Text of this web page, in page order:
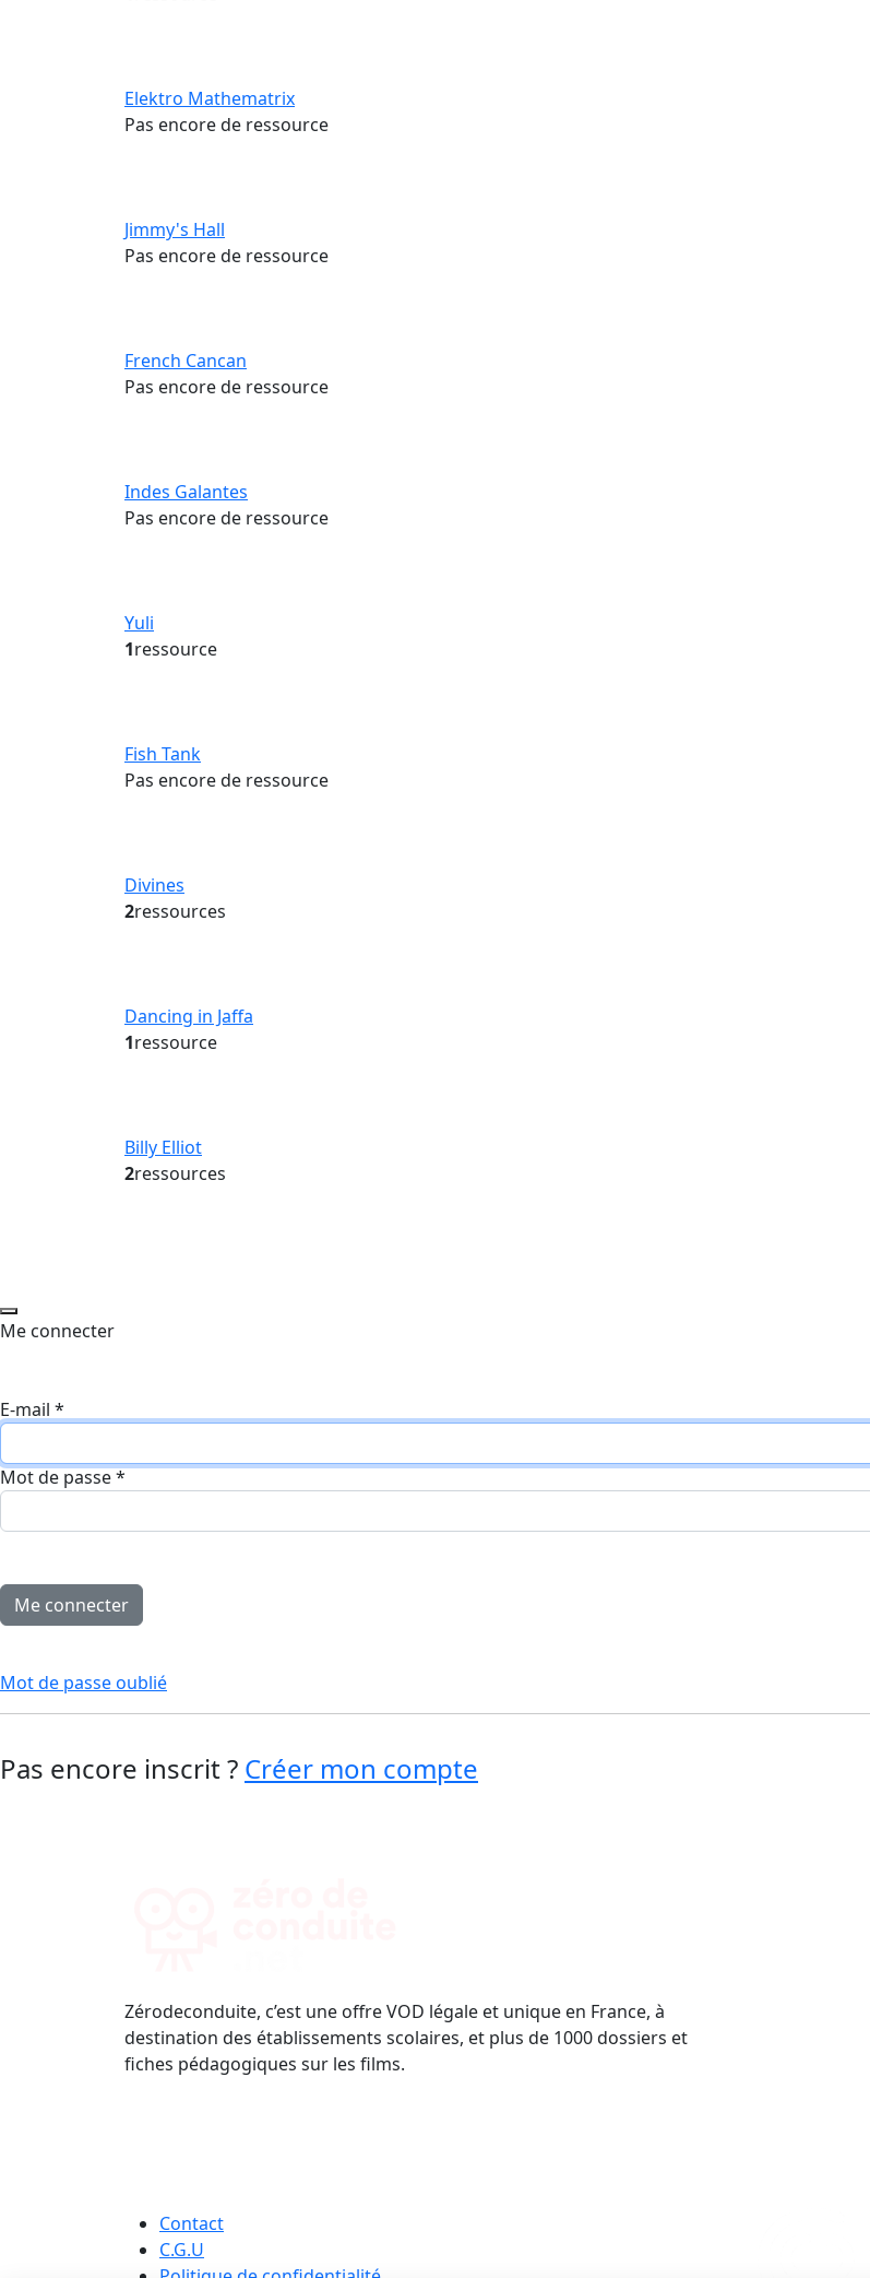
Elektro Mathematrix
Pas encore de ressource
Jimmy's Hall
Pas encore de ressource
French Cancan
Pas encore de ressource
Indes Galantes
Pas encore de ressource
Yuli
1ressource
Fish Tank
Pas encore de ressource
Divines
2ressources
Dancing in Jaffa
1ressource
Billy Elliot
2ressources
Me connecter
E-mail *
Mot de passe*
Mot de passe oublié
Pas encore inscrit ? Créer mon compte
Zérodeconduite, c’est une offre VOD légale et unique en France, à
destination des établissements scolaires, et plus de 1000 dossiers et
fiches pédagogiques sur les films.
Contact
C.G.U